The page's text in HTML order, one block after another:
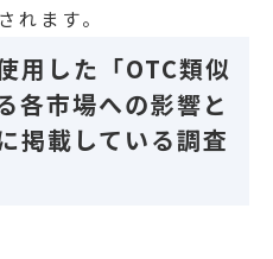
れます。
用した「OTC類似
各市場への影響と
掲載している調査